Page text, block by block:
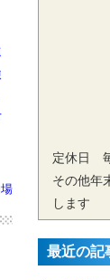
定休日
その他年
します
最近の記